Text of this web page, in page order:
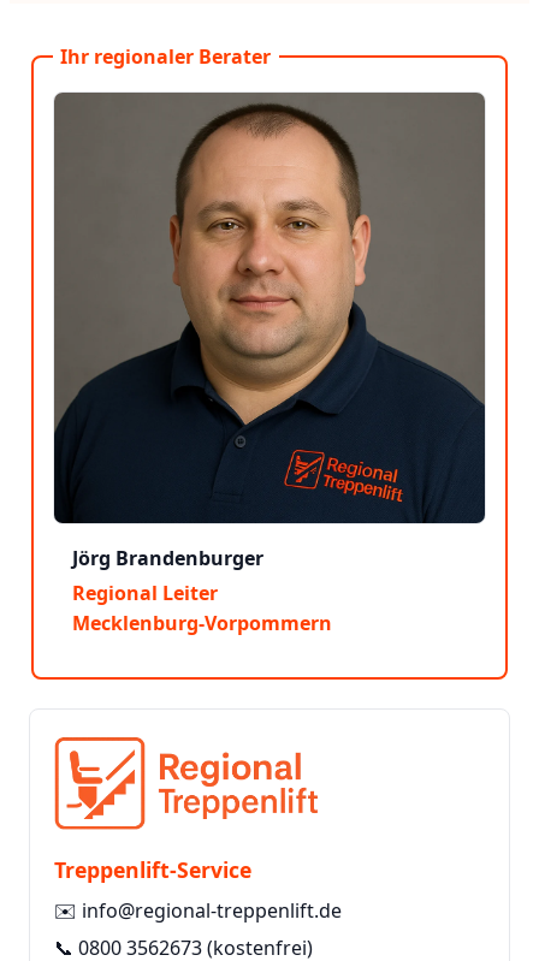
Ihr regionaler Berater
Jörg Brandenburger
Regional Leiter
Mecklenburg-Vorpommern
Treppenlift-Service
✉️ info@regional-treppenlift.de
📞 0800 3562673(kostenfrei)